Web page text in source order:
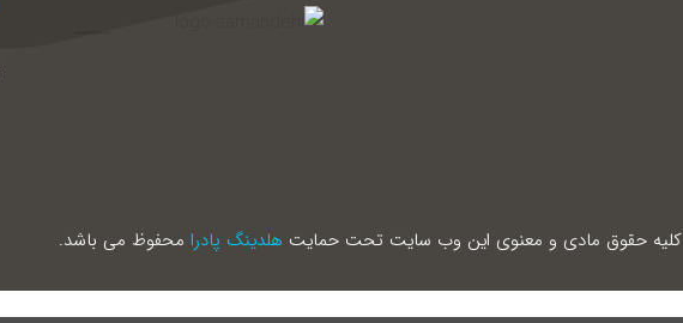
کلیه حقوق مادی و معنوی این وب سایت تحت حمایت هلدینگ پادرا محفوظ می باشد.